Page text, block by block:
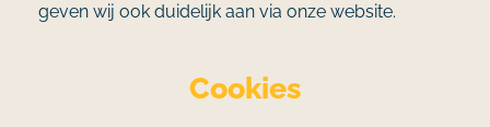
geven wij ook duidelijk aan via onze website.
Cookies